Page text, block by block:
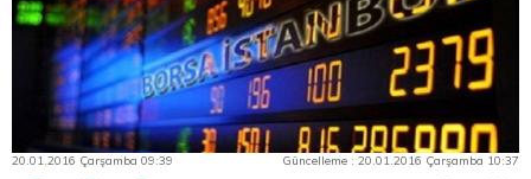
20.01.2016 Çarşamba 09:39 Güncelleme : 20.01.2016 Çarşamba 10:37